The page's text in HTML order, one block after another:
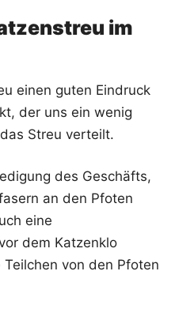
im
einen guten Eindruck
der uns ein wenig
Streu verteilt.
des Geschäfts,
an den Pfoten
eine
dem Katzenklo
von den Pfoten